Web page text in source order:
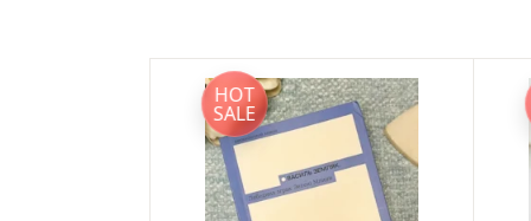
HOT
SALE